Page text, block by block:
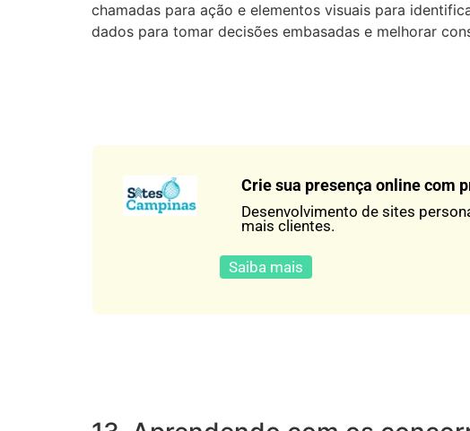
chamadas para ação e elementos visuais para
dados para tomar decisões embasadas e melhorar
Crie sua presença online com
Desenvolvimento de sites
mais clientes.
Saiba mais